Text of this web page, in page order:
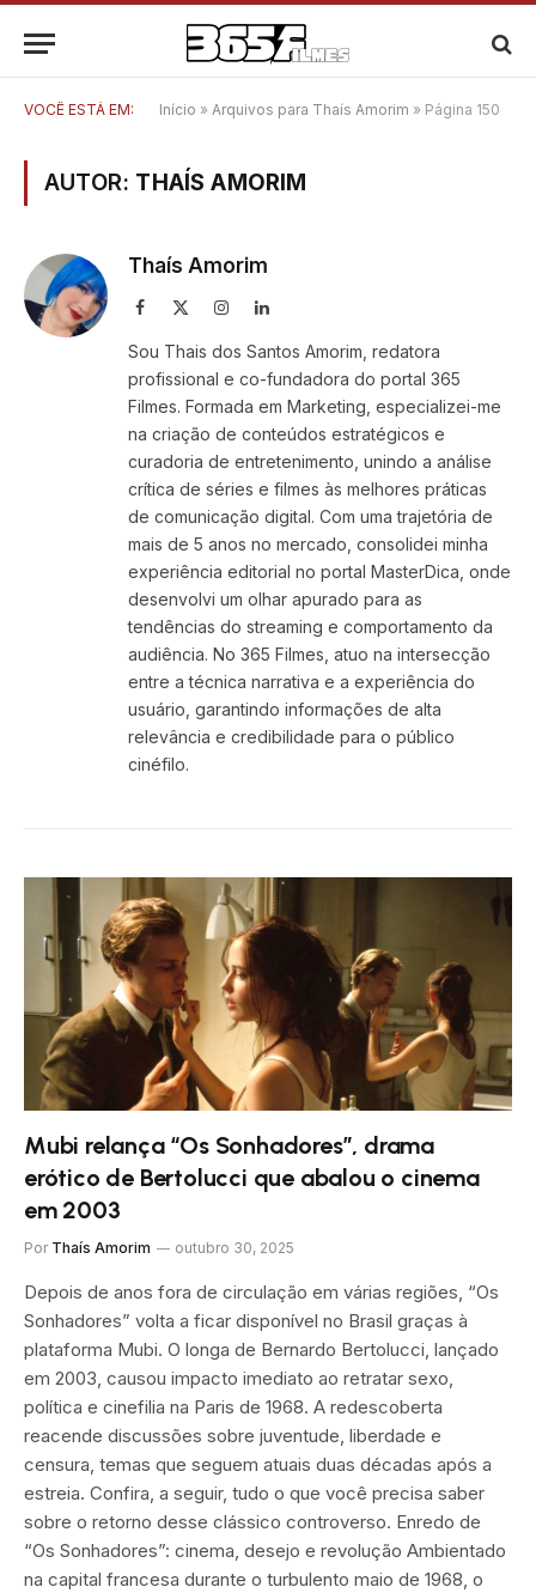
VOCÊ ESTÁ EM: Início » Arquivos para Thaís Amorim » Página 150
AUTOR: THAÍS AMORIM
Thaís Amorim
Facebook InstagramLinkedIn
Sou Thais dos Santos Amorim, redatora
profissional e co-fundadora do portal 365
Filmes. Formada em Marketing, especializei-me
na criação de conteúdos estratégicos e
curadoria de entretenimento, unindo a análise
crítica de séries e filmes às melhores práticas
de comunicação digital. Com uma trajetória de
mais de 5 anos no mercado, consolidei minha
experiência editorial no portal MasterDica, onde
desenvolvi um olhar apurado para as
tendências do streaming e comportamento da
audiência. No 365 Filmes, atuo na intersecção
entre a técnica narrativa e a experiência do
usuário, garantindo informações de alta
relevância e credibilidade para o público
cinéfilo.
Mubi relança “Os Sonhadores”, drama
erótico de Bertolucci que abalou o cinema
em 2003
Por Thaís Amorim outubro 30, 2025
Depois de anos fora de circulação em várias regiões, “Os
Sonhadores” volta a ficar disponível no Brasil graças à
plataforma Mubi. O longa de Bernardo Bertolucci, lançado
em 2003, causou impacto imediato ao retratar sexo,
política e cinefilia na Paris de 1968. A redescoberta
reacende discussões sobre juventude, liberdade e
censura, temas que seguem atuais duas décadas após a
estreia. Confira, a seguir, tudo o que você precisa saber
sobre o retorno desse clássico controverso. Enredo de
“Os Sonhadores”: cinema, desejo e revolução Ambientado
na capital francesa durante o turbulento maio de 1968, o